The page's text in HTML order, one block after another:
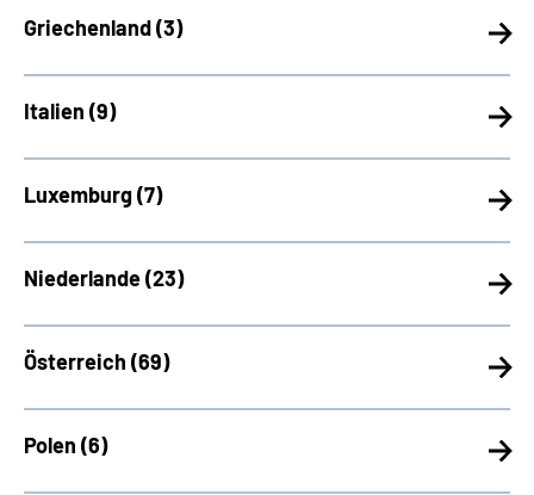
Griechenland (3)
Italien (9)
Luxemburg (7)
Niederlande (23)
Österreich (69)
Polen (6)